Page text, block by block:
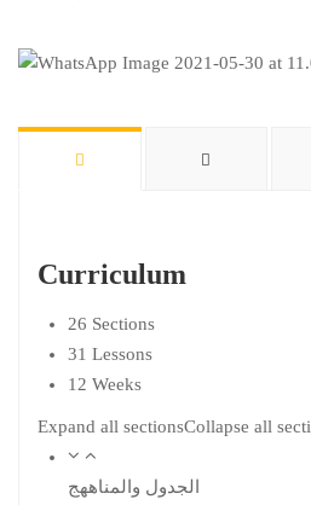
Curriculum
26 Sections
31 Lessons
12 Weeks
Expand all sectionsCollapse all
الجدول والمناههج